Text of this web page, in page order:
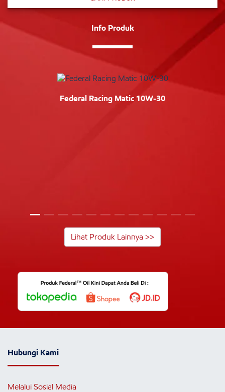
Info Produk
Federal Racing Matic 10W-30
Lihat Produk Lainnya >>
Hubungi Kami
Melalui Sosial Media